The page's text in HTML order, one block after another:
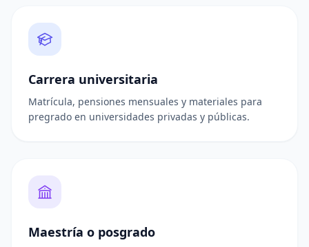
Carrera universitaria
Matrícula, pensiones mensuales y materiales para
pregrado en universidades privadas y públicas.
Maestría o posgrado